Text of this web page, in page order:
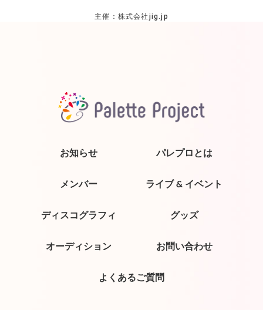
主催：株式会社jig.jp
お知らせ パレプロとは
メンバー ライブ & イベント
ディスコグラフィ グッズ
オーディション お問い合わせ
よくあるご質問